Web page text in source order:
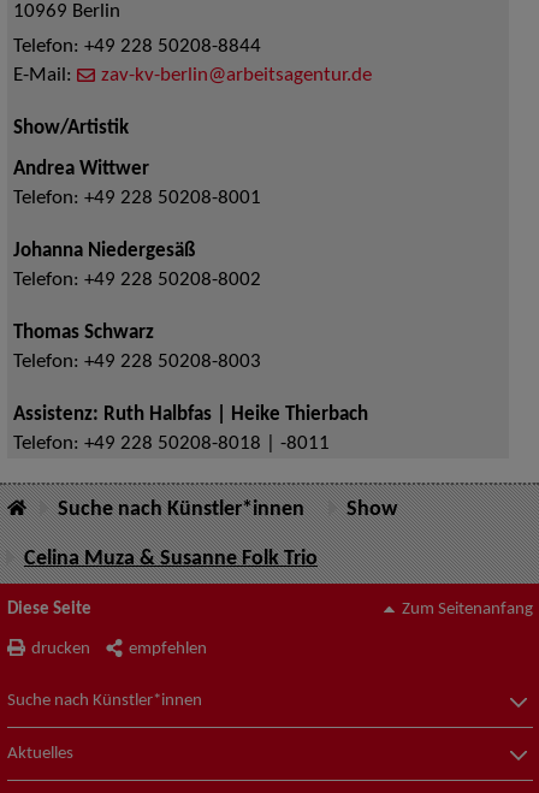
10969 Berlin
Telefon: +49 228 50208-8844
E-Mail:
zav-kv-berlin@arbeitsagentur.de
Show/Artistik
Andrea Wittwer
Telefon: +49 228 50208-8001
Johanna Niedergesäß
Telefon: +49 228 50208-8002
Thomas Schwarz
Telefon: +49 228 50208-8003
Assistenz: Ruth Halbfas | Heike Thierbach
Telefon: +49 228 50208-8018 | -8011
Suche nach Künstler*innen Show
Celina Muza & Susanne Folk Trio
Diese Seite
drucken empfehlen
Zum Seitenanfang
Suche nach Künstler*innen
Aktuelles